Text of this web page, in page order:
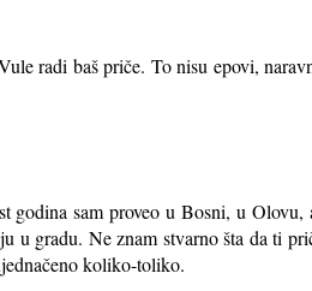
radi baš priče. To nisu epovi,
godina sam proveo u Bosni, u
u gradu. Ne znam stvarno šta da ti
koliko-toliko.